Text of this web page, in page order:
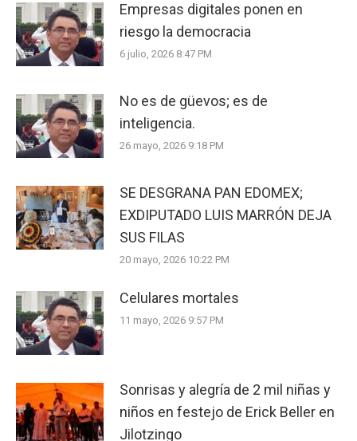
Empresas digitales ponen en
riesgo la democracia
6 julio, 2026 8:47 PM
No es de güevos; es de
inteligencia.
26 mayo, 2026 9:18 PM
SE DESGRANA PAN EDOMEX;
EXDIPUTADO LUIS MARRÓN DEJA
SUS FILAS
20 mayo, 2026 10:22 PM
Celulares mortales
11 mayo, 2026 9:57 PM
Sonrisas y alegría de 2 mil niñas y
niños en festejo de Erick Beller en
Jilotzingo